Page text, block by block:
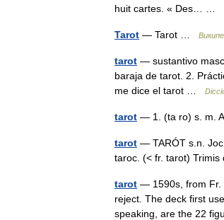
huit cartes. « Des… …
Tarot — Tarot …
tarot — sustantivo
baraja de tarot. 2.
me dice el tarot …
tarot — 1. (ta ro) s. m.
tarot — TARÓT s.n.
taroc. (< fr. tarot)
tarot — 1590s, from Fr.
reject. The deck first
speaking, are the 22